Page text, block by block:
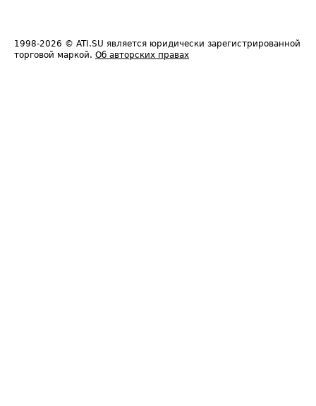
1998-2026 © ATI.SU является юридически зарегистрированной
торговой маркой. Об авторских правах